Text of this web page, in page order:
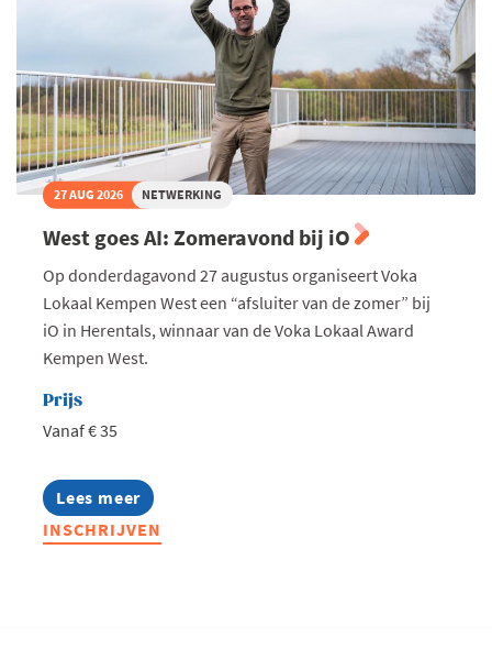
27 AUG 2026 NETWERKING
West goes AI: Zomeravond bij iO
Op donderdagavond 27 augustus organiseert Voka
Lokaal Kempen West een “afsluiter van de zomer” bij
iO in Herentals, winnaar van de Voka Lokaal Award
Kempen West.
Prijs
Vanaf € 35
Lees meer
about
West
goes
INSCHRIJVEN